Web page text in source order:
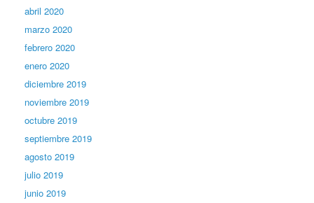
abril 2020
marzo 2020
febrero 2020
enero 2020
diciembre 2019
noviembre 2019
octubre 2019
septiembre 2019
agosto 2019
julio 2019
junio 2019